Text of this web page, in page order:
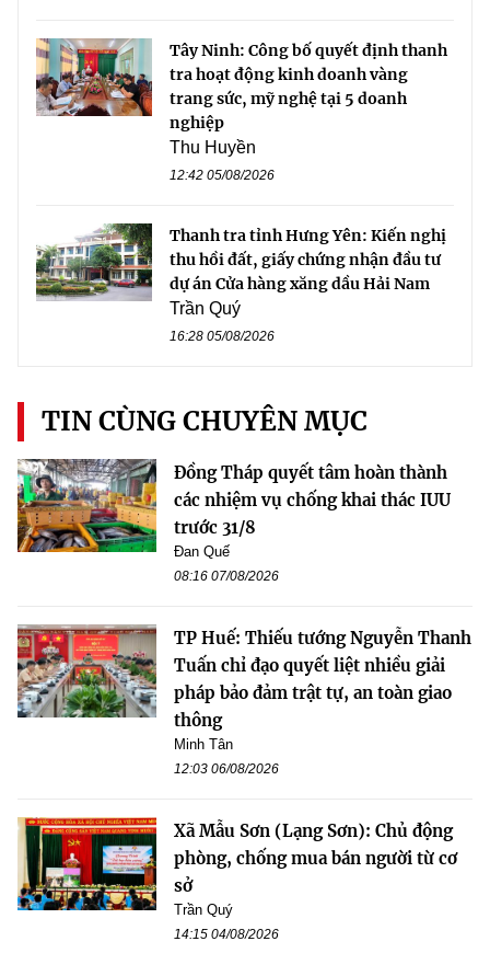
Tây Ninh: Công bố quyết định thanh
tra hoạt động kinh doanh vàng
trang sức, mỹ nghệ tại 5 doanh
nghiệp
Thu Huyền
12:42 05/08/2026
Thanh tra tỉnh Hưng Yên: Kiến nghị
thu hồi đất, giấy chứng nhận đầu tư
dự án Cửa hàng xăng dầu Hải Nam
Trần Quý
16:28 05/08/2026
TIN CÙNG CHUYÊN MỤC
Đồng Tháp quyết tâm hoàn thành
các nhiệm vụ chống khai thác IUU
trước 31/8
Đan Quế
08:16 07/08/2026
TP Huế: Thiếu tướng Nguyễn Thanh
Tuấn chỉ đạo quyết liệt nhiều giải
pháp bảo đảm trật tự, an toàn giao
thông
Minh Tân
12:03 06/08/2026
Xã Mẫu Sơn (Lạng Sơn): Chủ động
phòng, chống mua bán người từ cơ
sở
Trần Quý
14:15 04/08/2026